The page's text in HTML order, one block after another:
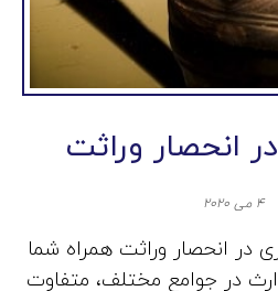
انحصار وراثت
۴ می ۲۰۲۰
در انحصار وراثت همراه شما
در جوامع مختلف، متفاوت